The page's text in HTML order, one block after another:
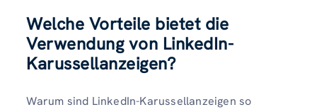
Welche Vorteile bietet die
Verwendung von LinkedIn-
Karussellanzeigen?
Warum sind LinkedIn-Karussellanzeigen so